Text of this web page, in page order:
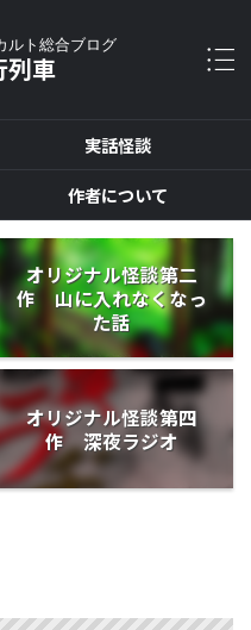
ルト総合ブログ
列車
実話怪談
作者について
オリジナル怪談第二
作 山に入れなくなっ
た話
オリジナル怪談第四
作 深夜ラジオ